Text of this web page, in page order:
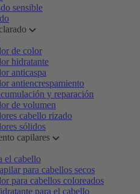
sensible
de color
hidratante
anticaspa
antiencrespamiento
y reparación
de volumen
cabello rizado
sólidos
capilares
el cabello
para cabellos secos
para cabellos coloreados
para el cabello